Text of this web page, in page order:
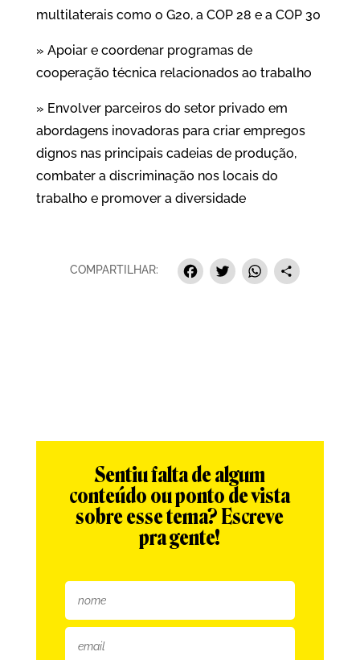
multilaterais como o G20, a COP 28 e a COP 30
» Apoiar e coordenar programas de
cooperação técnica relacionados ao trabalho
» Envolver parceiros do setor privado em
abordagens inovadoras para criar empregos
dignos nas principais cadeias de produção,
combater a discriminação nos locais do
trabalho e promover a diversidade
COMPARTILHAR: Facebook
Twitter
Sentiu falta de algum
conteúdo ou ponto de vista
sobre esse tema? Escreve
pra gente!